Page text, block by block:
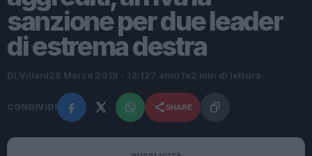
sanzione per due leader
di estrema destra
Di Villani28 Marzo 2019 - 12:127 anni fa2 min di lettura
CONDIVIDI SHARE